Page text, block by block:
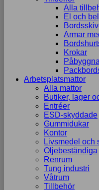
Alla
El och
Armar
Krokar
Arbetsplatsmattor
Alla mattor
Butiker, lager
Entréer
ESD-skyddade
Gummidukar
Kontor
Livsmedel och
Oljebeständiga
Renrum
Tung industri
Våtrum
Tillbehör
Marknadsföring
Genom att dela
med dig av dina
intressen och ditt
beteende när du
surfar ökar du
chansen att få se
personligt
anpassat
innehåll och
erbjudanden.